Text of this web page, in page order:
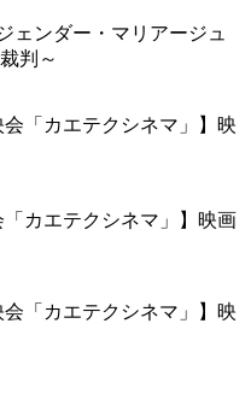
ェンダー・マリアージュ
判～
「カエテクシネマ」】映画